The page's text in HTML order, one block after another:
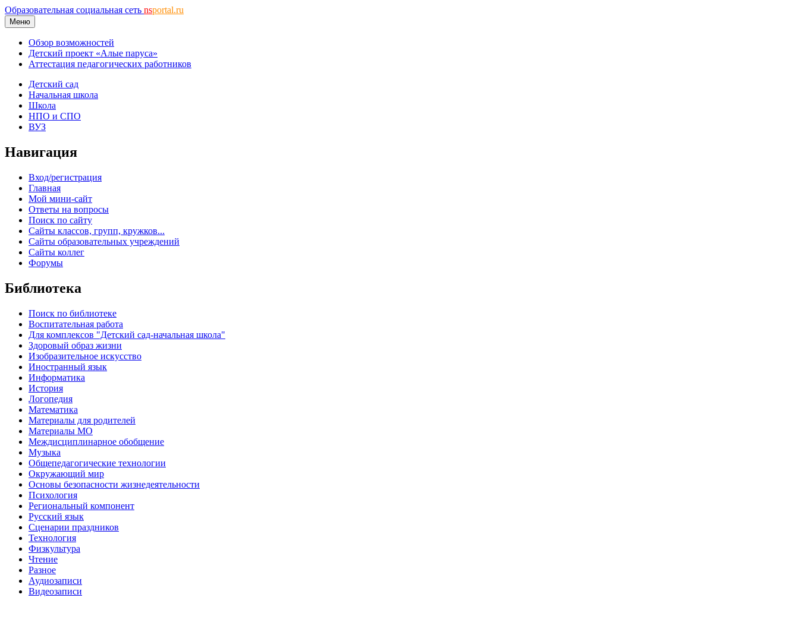
Образовательная социальная сеть nsportal.ru
Меню
Обзор возможностей
Детский проект «Алые паруса»
Аттестация педагогических работников
Детский сад
Начальная школа
Школа
НПО и СПО
ВУЗ
Навигация
Вход/регистрация
Главная
Мой мини-сайт
Ответы на вопросы
Поиск по сайту
Сайты классов, групп, кружков...
Сайты образовательных учреждений
Сайты коллег
Форумы
Библиотека
Поиск по библиотеке
Воспитательная работа
Для комплексов "Детский сад-начальная школа"
Здоровый образ жизни
Изобразительное искусство
Иностранный язык
Информатика
История
Логопедия
Математика
Материалы для родителей
Материалы МО
Междисциплинарное обобщение
Музыка
Общепедагогические технологии
Окружающий мир
Основы безопасности жизнедеятельности
Психология
Региональный компонент
Русский язык
Сценарии праздников
Технология
Физкультура
Чтение
Разное
Аудиозаписи
Видеозаписи